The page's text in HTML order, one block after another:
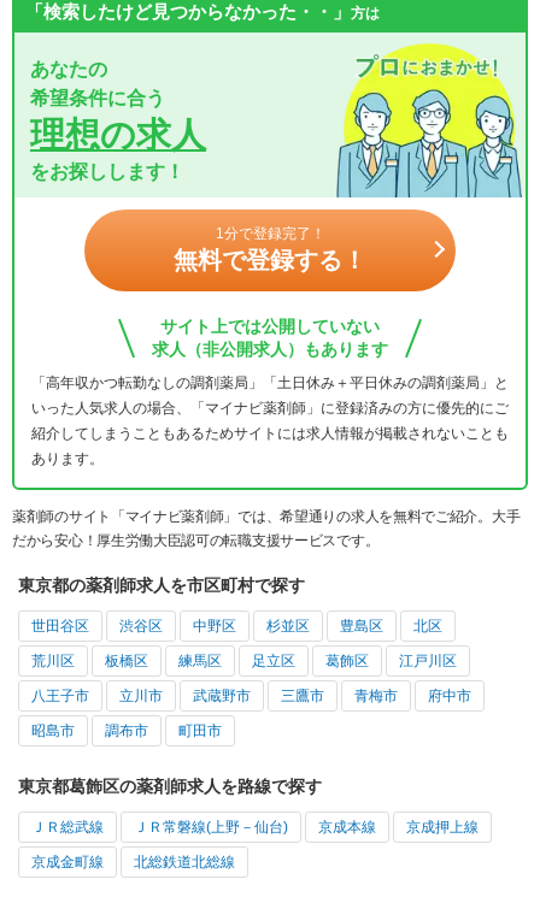
「検索したけど見つからなかった・・」 方は
あなたの
希望条件に合う
理想の求人
をお探しします！
1分で登録完了！
無料で登録する！
サイト上では公開していない
求人（非公開求人）もあります
「高年収かつ転勤なしの調剤薬局」「土日休み＋平日休みの調剤薬局」と
いった人気求人の場合、「マイナビ薬剤師」に登録済みの方に優先的にご
紹介してしまうこともあるためサイトには求人情報が掲載されないことも
あります。
薬剤師のサイト「マイナビ薬剤師」では、希望通りの求人を無料でご紹介。大手
だから安心！厚生労働大臣認可の転職支援サービスです。
東京都の薬剤師求人を市区町村で探す
世田谷区 渋谷区 中野区 杉並区 豊島区 北区
荒川区 板橋区 練馬区 足立区 葛飾区 江戸川区
八王子市 立川市 武蔵野市 三鷹市 青梅市 府中市
昭島市 調布市 町田市
東京都葛飾区の薬剤師求人を路線で探す
ＪＲ総武線 ＪＲ常磐線(上野－仙台) 京成本線 京成押上線
京成金町線 北総鉄道北総線